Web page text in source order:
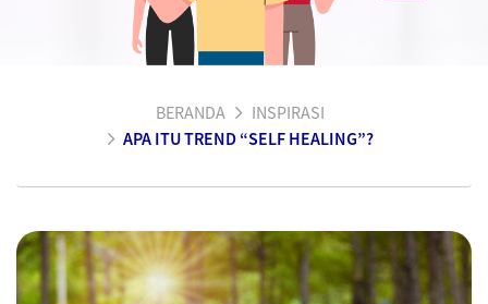
BERANDA
INSPIRASI
APA ITU TREND “SELF HEALING”?